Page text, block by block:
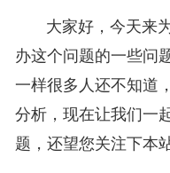
大家好，今天来
办这个问题的一些问
一样很多人还不知道
分析，现在让我们一
题，还望您关注下本